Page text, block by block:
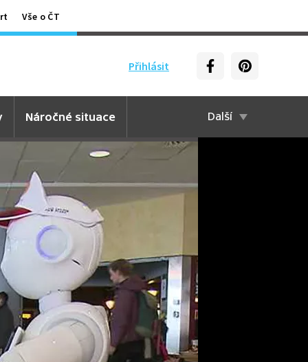
Vše o ČT
Přihlásit
Náročné situace Další